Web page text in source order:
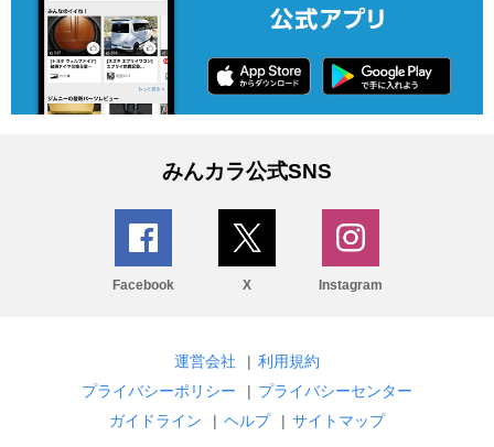
みんカラ公式SNS
Facebook X Instagram
運営会社 | 利用規約
プライバシーポリシー
| プライバシーセンター
ガイドライン
| ヘルプ | サイトマップ